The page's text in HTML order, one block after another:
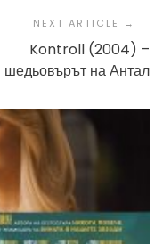
Kontroll (2004) –
шедьовърът на Антал